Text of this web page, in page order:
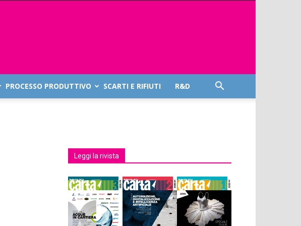
PROCESSO PRODUTTIVO SCARTI E RIFIUTI R&D
Leggi la rivista